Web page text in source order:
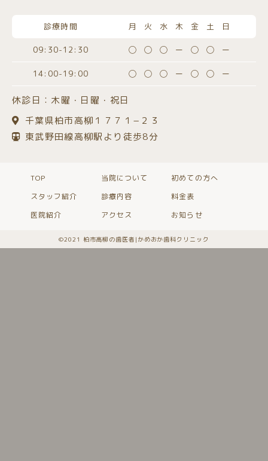
診療時間 月火水木金土日
09:30-12:30 ◯◯◯ー◯◯ー
14:00-19:00 ◯◯◯ー◯◯ー
休診日：木曜・日曜・祝日
千葉県柏市高柳１７７１−２３
東武野田線高柳駅より徒歩8分
TOP 当院について
初めての方へ
スタッフ紹介
診療内容
料金表
医院紹介
アクセス お知らせ
©️2021 柏市高柳の歯医者|かめおか歯科クリニック